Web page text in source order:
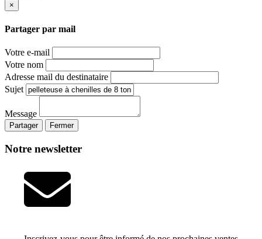
×
Partager par mail
Votre e-mail
Votre nom
Adresse mail du destinataire
Sujet
Message
Partager Fermer
Notre newsletter